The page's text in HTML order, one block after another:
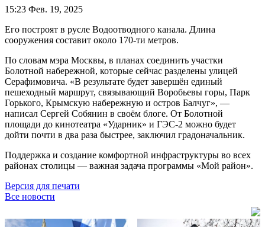
15:23 Фев. 19, 2025
Его построят в русле Водоотводного канала. Длина
сооружения составит около 170-ти метров.
По словам мэра Москвы, в планах соединить участки
Болотной набережной, которые сейчас разделены улицей
Серафимовича. «В результате будет завершён единый
пешеходный маршрут, связывающий Воробьевы горы, Парк
Горького, Крымскую набережную и остров Балчуг», —
написал Сергей Собянин в своём блоге. От Болотной
площади до кинотеатра «Ударник» и ГЭС-2 можно будет
дойти почти в два раза быстрее, заключил градоначальник.
Поддержка и создание комфортной инфраструктуры во всех
районах столицы — важная задача программы «Мой район».
Версия для печати
Все новости